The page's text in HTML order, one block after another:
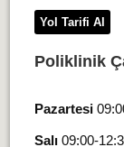
Yol Tarifi Al
Poliklinik
Pazartesi
Salı09:00-